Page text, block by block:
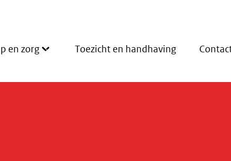
en zorg Toezicht en handhaving